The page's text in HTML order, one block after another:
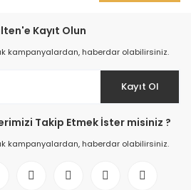
Kayıt Olun
kampanyalardan, haberdar olabilirsiniz.
Kayıt Ol
Takip Etmek İster misiniz ?
kampanyalardan, haberdar olabilirsiniz.